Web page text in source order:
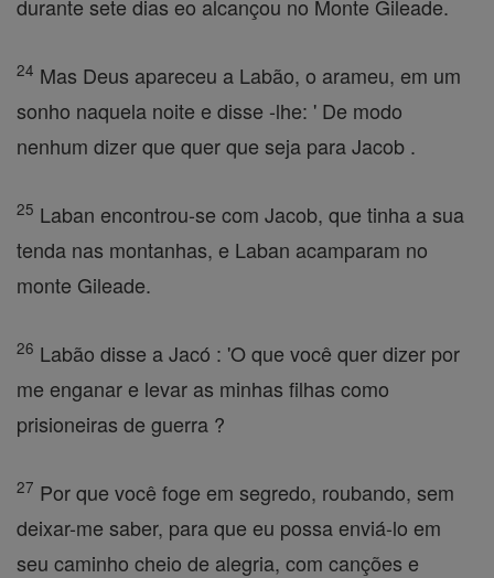
durante sete dias eo alcançou no Monte Gileade.
24 Mas Deus apareceu a Labão, o arameu, em um
sonho naquela noite e disse -lhe: ' De modo
nenhum dizer que quer que seja para Jacob .
25 Laban encontrou-se com Jacob, que tinha a sua
tenda nas montanhas, e Laban acamparam no
monte Gileade.
26 Labão disse a Jacó : 'O que você quer dizer por
me enganar e levar as minhas filhas como
prisioneiras de guerra ?
27 Por que você foge em segredo, roubando, sem
deixar-me saber, para que eu possa enviá-lo em
seu caminho cheio de alegria, com canções e